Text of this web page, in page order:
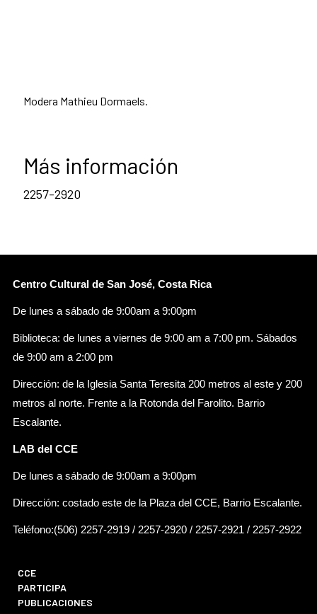
Modera Mathieu Dormaels.
Más información
2257-2920
Centro Cultural de San José, Costa Rica
De lunes a sábado de 9:00am a 9:00pm
Biblioteca: de lunes a viernes de 9:00 am a 7:00 pm. Sábados
de 9:00 am a 2:00 pm
Dirección: de la Iglesia Santa Teresita 200 metros al este y 200
metros al norte. Frente a la Rotonda del Farolito. Barrio
Escalante.
LAB del CCE
De lunes a sábado de 9:00am a 9:00pm
Dirección: costado este de la Plaza del CCE, Barrio Escalante.
Teléfono:(506) 2257-2919 / 2257-2920 / 2257-2921 / 2257-2922
CCE
PARTICIPA
PUBLICACIONES